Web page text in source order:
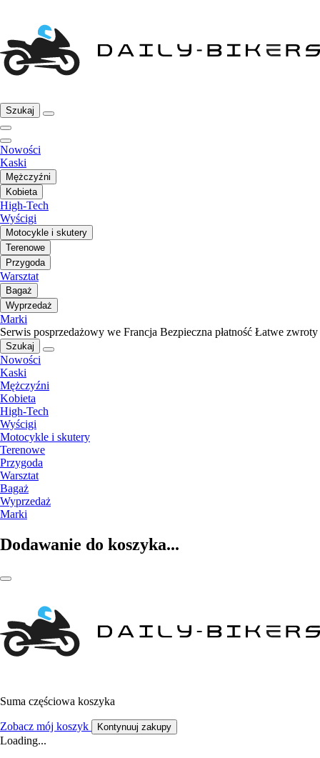
Szukaj
Nowości
Kaski
Mężczyźni
Kobieta
High-Tech
Wyścigi
Motocykle i skutery
Terenowe
Przygoda
Warsztat
Bagaż
Wyprzedaż
Marki
Serwis posprzedażowy we Francja Bezpieczna płatność Łatwe zwroty
Szukaj
Nowości
Kaski
Mężczyźni
Kobieta
High-Tech
Wyścigi
Motocykle i skutery
Terenowe
Przygoda
Warsztat
Bagaż
Wyprzedaż
Marki
Dodawanie do koszyka...
Suma częściowa koszyka
Zobacz mój koszyk Kontynuuj zakupy
Loading...